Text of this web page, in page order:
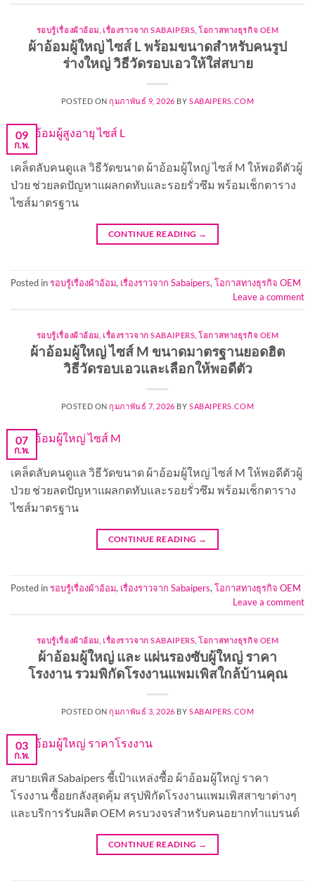
รอบรู้เรื่องผ้าอ้อม เรื่องราวจาก SABAIPERS ,โอกาสทางธุรกิจ OEM
ผ้าอ้อมผู้ใหญ่ ไซส์ L พร้อมขนาดสำหรับคนรูป
ร่างใหญ่ วิธีวัดรอบเอวให้ใส่สบาย
POSTED ON กุมภาพันธ์ 9, 2026 BY SABAIPERS.COM
09
ก.พ.
เคล็ดลับคนดูแล วิธีวัดขนาด ผ้าอ้อมผู้ใหญ่ ไซส์ M ให้พอดีตัวผู้
ป่วย ช่วยลดปัญหาแผลกดทับและรอยรั่วซึม พร้อมเช็กตาราง
ไซส์มาตรฐาน
CONTINUE READING →
Posted inรอบรู้เรื่องผ้าอ้อม, เรื่องราวจาก Sabaipers, โอกาสทางธุรกิจ OEM
Leave a comment
รอบรู้เรื่องผ้าอ้อม เรื่องราวจาก SABAIPERS ,โอกาสทางธุรกิจ OEM
ผ้าอ้อมผู้ใหญ่ ไซส์ M ขนาดมาตรฐานยอดฮิต
วิธีวัดรอบเอวและเลือกให้พอดีตัว
POSTED ON กุมภาพันธ์ 7, 2026 BY SABAIPERS.COM
07
ก.พ.
เคล็ดลับคนดูแล วิธีวัดขนาด ผ้าอ้อมผู้ใหญ่ ไซส์ M ให้พอดีตัวผู้
ป่วย ช่วยลดปัญหาแผลกดทับและรอยรั่วซึม พร้อมเช็กตาราง
ไซส์มาตรฐาน
CONTINUE READING →
Posted inรอบรู้เรื่องผ้าอ้อม, เรื่องราวจาก Sabaipers, โอกาสทางธุรกิจ OEM
Leave a comment
รอบรู้เรื่องผ้าอ้อม เรื่องราวจาก SABAIPERS ,โอกาสทางธุรกิจ OEM
ผ้าอ้อมผู้ใหญ่ และ แผ่นรองซับผู้ใหญ่ ราคา
โรงงาน รวมพิกัดโรงงานแพมเพิสใกล้บ้านคุณ
POSTED ON กุมภาพันธ์ 3, 2026 BY SABAIPERS.COM
03
ก.พ.
สบายเพิส Sabaipers ชี้เป้าแหล่งซื้อ ผ้าอ้อมผู้ใหญ่ ราคา
โรงงาน ซื้อยกลังสุดคุ้ม สรุปพิกัดโรงงานแพมเพิสสาขาต่างๆ
และบริการรับผลิต OEM ครบวงจรสำหรับคนอยากทำแบรนด์
CONTINUE READING →